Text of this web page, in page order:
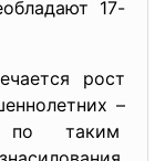
17-
рост
–
по таким